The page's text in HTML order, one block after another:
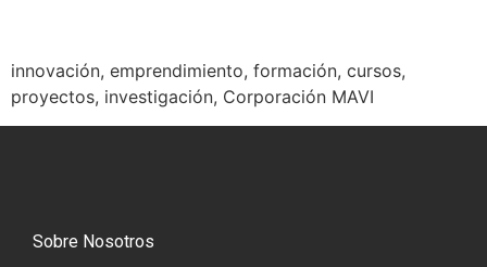
innovación, emprendimiento, formación, cursos,
proyectos, investigación, Corporación MAVI
Sobre Nosotros